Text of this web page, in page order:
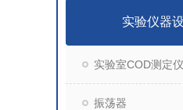
实验仪器
实验室COD测定仪
振荡器